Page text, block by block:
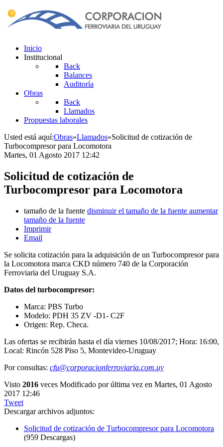
Inicio
Institucional
Back
Balances
Auditoría
Obras
Back
Llamados
Propuestas laborales
Usted está aquí:Obras»Llamados»Solicitud de cotización de
Turbocompresor para Locomotora
Martes, 01 Agosto 2017 12:42
Solicitud de cotización de
Turbocompresor para Locomotora
tamaño de la fuente disminuir el tamaño de la fuente aumentar
tamaño de la fuente
Imprimir
Email
Se solicita cotización para la adquisición de un Turbocompresor para
la Locomotora marca CKD número 740 de la Corporación
Ferroviaria del Uruguay S.A.
Datos del turbocompresor:
Marca: PBS Turbo
Modelo: PDH 35 ZV -D1- C2F
Origen: Rep. Checa.
Las ofertas se recibirán hasta el día viernes 10/08/2017; Hora: 16:00,
Local: Rincón 528 Piso 5, Montevideo-Uruguay
Por consultas: cfu@corporacionferroviaria.com.uy
Visto 2016 veces Modificado por última vez en Martes, 01 Agosto
2017 12:46
Tweet
Descargar archivos adjuntos:
Solicitud de cotización de Turbocompresor para Locomotora
(959 Descargas)